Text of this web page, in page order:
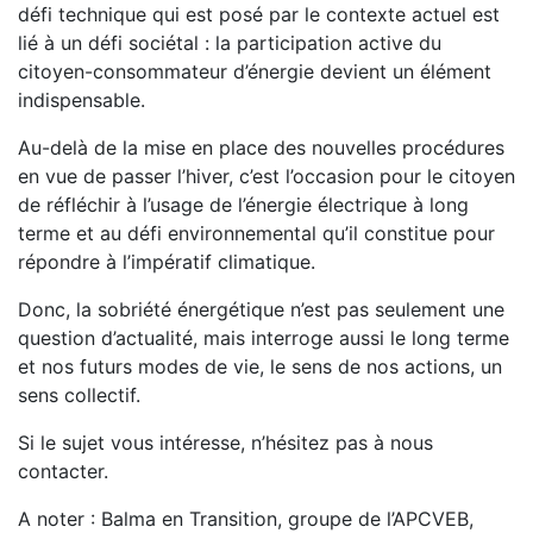
défi technique qui est posé par le contexte actuel est
lié à un défi sociétal : la participation active du
citoyen-consommateur d’énergie devient un élément
indispensable.
Au-delà de la mise en place des nouvelles procédures
en vue de passer l’hiver, c’est l’occasion pour le citoyen
de réfléchir à l’usage de l’énergie électrique à long
terme et au défi environnemental qu’il constitue pour
répondre à l’impératif climatique.
Donc, la sobriété énergétique n’est pas seulement une
question d’actualité, mais interroge aussi le long terme
et nos futurs modes de vie, le sens de nos actions, un
sens collectif.
Si le sujet vous intéresse, n’hésitez pas à nous
contacter.
A noter : Balma en Transition, groupe de l’APCVEB,